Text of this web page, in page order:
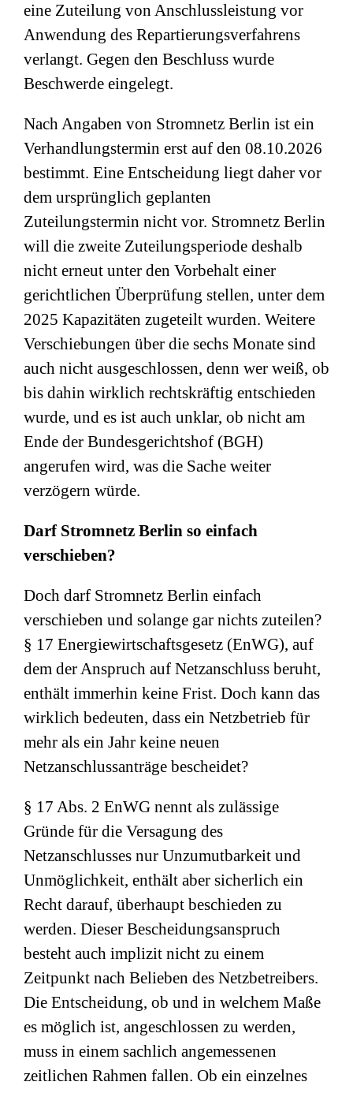
eine Zuteilung von Anschlussleistung vor
Anwendung des Repartierungsverfahrens
verlangt. Gegen den Beschluss wurde
Beschwerde eingelegt.
Nach Angaben von Stromnetz Berlin ist ein
Verhandlungstermin erst auf den 08.10.2026
bestimmt. Eine Entscheidung liegt daher vor
dem ursprünglich geplanten
Zuteilungstermin nicht vor. Stromnetz Berlin
will die zweite Zuteilungsperiode deshalb
nicht erneut unter den Vorbehalt einer
gerichtlichen Überprüfung stellen, unter dem
2025 Kapazitäten zugeteilt wurden. Weitere
Verschiebungen über die sechs Monate sind
auch nicht ausgeschlossen, denn wer weiß, ob
bis dahin wirklich rechtskräftig entschieden
wurde, und es ist auch unklar, ob nicht am
Ende der Bundesgerichtshof (BGH)
angerufen wird, was die Sache weiter
verzögern würde.
Darf Stromnetz Berlin so einfach
verschieben?
Doch darf Stromnetz Berlin einfach
verschieben und solange gar nichts zuteilen?
§ 17 Energiewirtschaftsgesetz (EnWG), auf
dem der Anspruch auf Netzanschluss beruht,
enthält immerhin keine Frist. Doch kann das
wirklich bedeuten, dass ein Netzbetrieb für
mehr als ein Jahr keine neuen
Netzanschlussanträge bescheidet?
§ 17 Abs. 2 EnWG nennt als zulässige
Gründe für die Versagung des
Netzanschlusses nur Unzumutbarkeit und
Unmöglichkeit, enthält aber sicherlich ein
Recht darauf, überhaupt beschieden zu
werden. Dieser Bescheidungsanspruch
besteht auch implizit nicht zu einem
Zeitpunkt nach Belieben des Netzbetreibers.
Die Entscheidung, ob und in welchem Maße
es möglich ist, angeschlossen zu werden,
muss in einem sachlich angemessenen
zeitlichen Rahmen fallen. Ob ein einzelnes